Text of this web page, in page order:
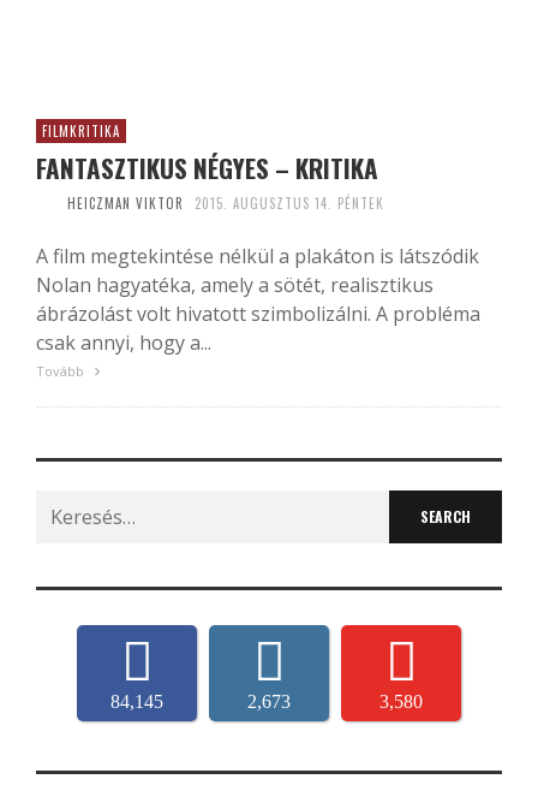
FILMKRITIKA
FANTASZTIKUS NÉGYES – KRITIKA
HEICZMAN VIKTOR 2015. AUGUSZTUS 14. PÉNTEK
A film megtekintése nélkül a plakáton is látszódik
Nolan hagyatéka, amely a sötét, realisztikus
ábrázolást volt hivatott szimbolizálni. A probléma
csak annyi, hogy a...
Tovább
Search
for:
84,145 2,673 3,580